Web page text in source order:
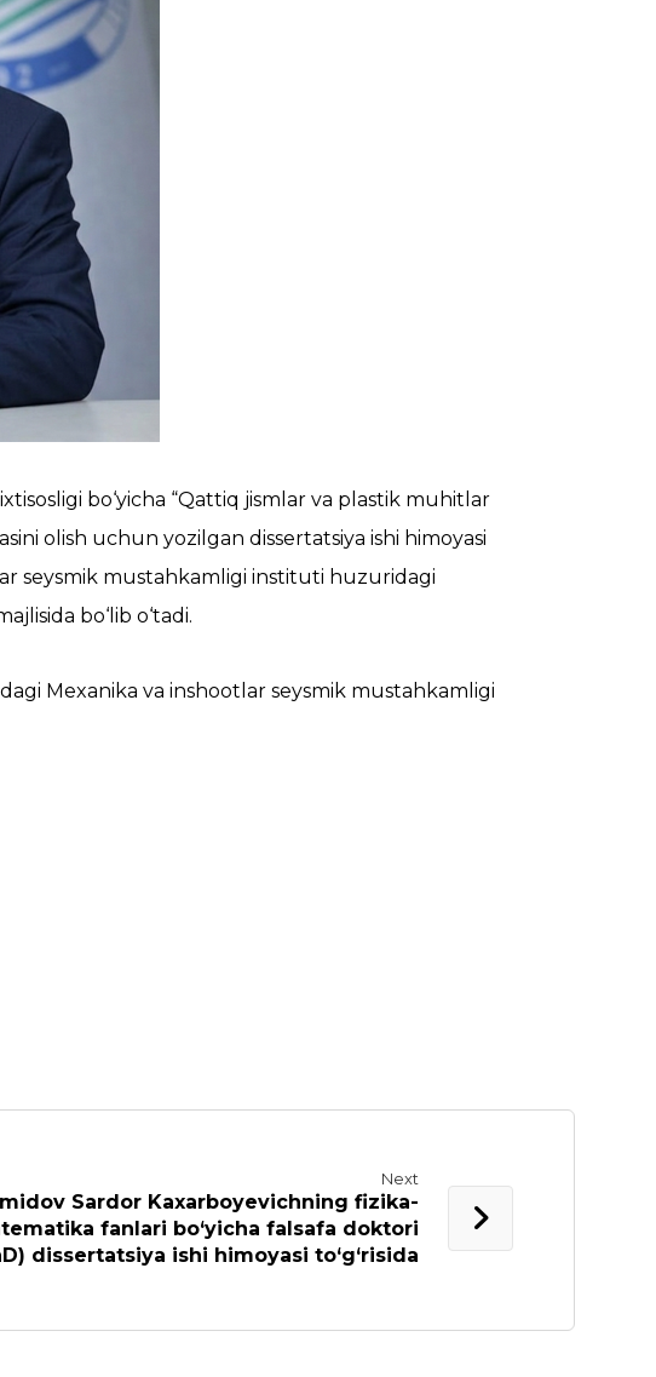
bo‘yicha “Qattiq jismlar va plastik muhitlar
olish uchun yozilgan dissertatsiya ishi himoyasi
seysmik mustahkamligi instituti huzuridagi
bo‘lib o‘tadi.
Mexanika va inshootlar seysmik mustahkamligi
Next
Sardor Kaxarboyevichning fizika-
fanlari bo‘yicha falsafa doktori
dissertatsiya ishi himoyasi to‘g‘risida